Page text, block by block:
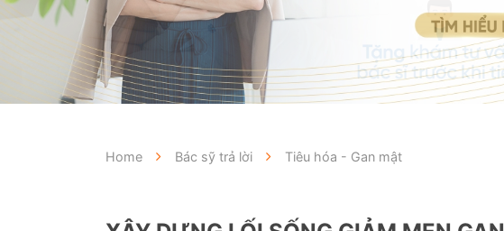
Home Bác sỹ trả lời Tiêu hóa - Gan mật